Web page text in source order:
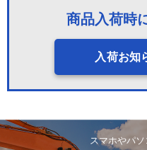
商品入荷時
入荷お知
スマホやパ